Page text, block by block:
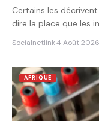
Certains les
dire la place que les
Socialnetlink·4 Août 2026
AFRIQUE